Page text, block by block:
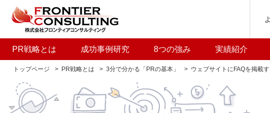
PR戦略とは 成功事例研究 8つの強み 実績紹介
トップページ PR戦略とは 3分で分かる「PRの基本」 ウェブサイトにFAQを掲載